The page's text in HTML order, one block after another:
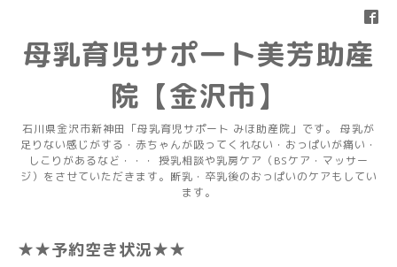
母乳育児サポート美芳助産
院【金沢市】
石川県金沢市新神田「母乳育児サポート みほ助産院」です。 母乳が
足りない感じがする・赤ちゃんが吸ってくれない・おっぱいが痛い・
しこりがあるなど・・・ 授乳相談や乳房ケア（BSケア・マッサー
ジ）をさせていただきます。断乳・卒乳後のおっぱいのケアもしてい
ます。
★★予約空き状況★★